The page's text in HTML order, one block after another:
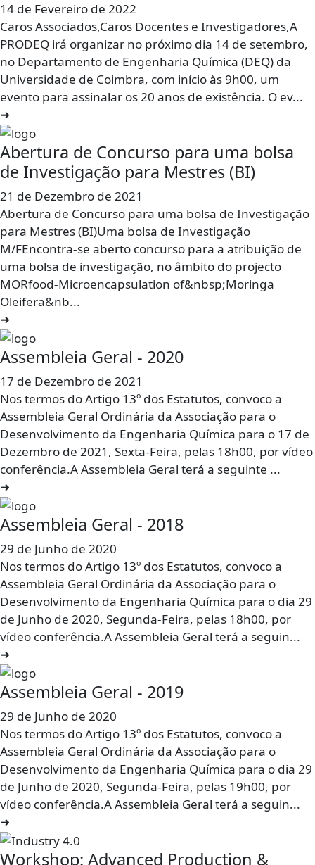
14 de Fevereiro de 2022
Caros Associados,Caros Docentes e Investigadores,A
PRODEQ irá organizar no próximo dia 14 de setembro,
no Departamento de Engenharia Química (DEQ) da
Universidade de Coimbra, com início às 9h00, um
evento para assinalar os 20 anos de existência. O ev...
➜
Abertura de Concurso para uma bolsa
de Investigação para Mestres (BI)
21 de Dezembro de 2021
Abertura de Concurso para uma bolsa de Investigação
para Mestres (BI)Uma bolsa de Investigação
M/FEncontra-se aberto concurso para a atribuição de
uma bolsa de investigação, no âmbito do projecto
MORfood-Microencapsulation of&nbsp;Moringa
Oleifera&nb...
➜
Assembleia Geral - 2020
17 de Dezembro de 2021
Nos termos do Artigo 13º dos Estatutos, convoco a
Assembleia Geral Ordinária da Associação para o
Desenvolvimento da Engenharia Química para o 17 de
Dezembro de 2021, Sexta-Feira, pelas 18h00, por vídeo
conferência.A Assembleia Geral terá a seguinte ...
➜
Assembleia Geral - 2018
29 de Junho de 2020
Nos termos do Artigo 13º dos Estatutos, convoco a
Assembleia Geral Ordinária da Associação para o
Desenvolvimento da Engenharia Química para o dia 29
de Junho de 2020, Segunda-Feira, pelas 18h00, por
vídeo conferência.A Assembleia Geral terá a seguin...
➜
Assembleia Geral - 2019
29 de Junho de 2020
Nos termos do Artigo 13º dos Estatutos, convoco a
Assembleia Geral Ordinária da Associação para o
Desenvolvimento da Engenharia Química para o dia 29
de Junho de 2020, Segunda-Feira, pelas 19h00, por
vídeo conferência.A Assembleia Geral terá a seguin...
➜
Workshop: Advanced Production &